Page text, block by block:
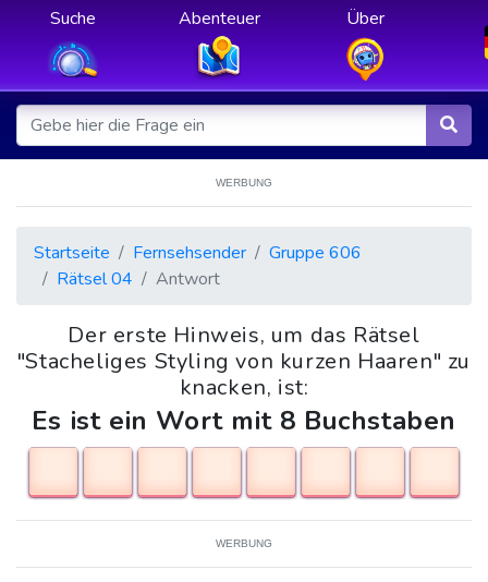
Suche Abenteuer Über
WERBUNG
Startseite Fernsehsender
Gruppe 606
Rätsel 04
Antwort
Der erste Hinweis, um das Rätsel
"Stacheliges Styling von kurzen Haaren" zu
knacken, ist:
Es ist ein Wort mit 8 Buchstaben
WERBUNG